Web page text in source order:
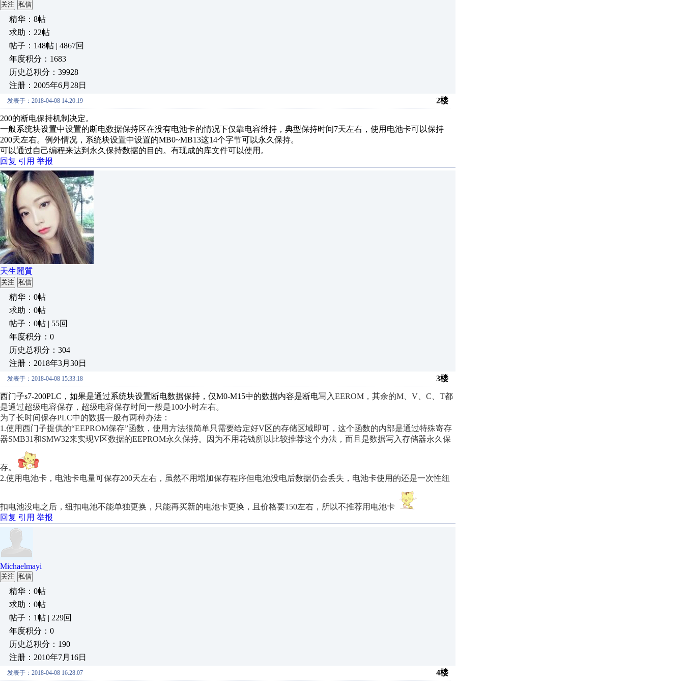
关注 私信
精华：8帖
求助：22帖
帖子：148帖 | 4867回
年度积分：1683
历史总积分：39928
注册：2005年6月28日
发表于：2018-04-08 14:20:19 2楼
200的断电保持机制决定。
一般系统块设置中设置的断电数据保持区在没有电池卡的情况下仅靠电容维持，典型保持时间7天左右，使用电池卡可以保持
200天左右。例外情况，系统块设置中设置的MB0~MB13这14个字节可以永久保持。
可以通过自己编程来达到永久保持数据的目的。有现成的库文件可以使用。
回复 引用 举报
天生麗質
关注 私信
精华：0帖
求助：0帖
帖子：0帖 | 55回
年度积分：0
历史总积分：304
注册：2018年3月30日
发表于：2018-04-08 15:33:18 3楼
西门子s7-200PLC，如果是通过系统块设置断电数据保持，仅M0-M15中的数据内容是断电写入EEROM，其余的M、V、C、T都
是通过超级电容保存，超级电容保存时间一般是100小时左右。
为了长时间保存PLC中的数据一般有两种办法：
1.使用西门子提供的“EEPROM保存”函数，使用方法很简单只需要给定好V区的存储区域即可，这个函数的内部是通过特殊寄存
器SMB31和SMW32来实现V区数据的EEPROM永久保持。 因为不用花钱所以 比较推荐这个办法，而且是数据写入存储器永久保
存。
2.使用电池卡，电池卡电量可保存200天左右，虽然不用增加保存程序但电池没电后数据仍会丢失，电池卡使用的还是一次性纽
扣电池没电之后，纽扣电池不能单独更换，只能再买新的电池卡更换，且价格要150左右，所以不推荐用电池卡
回复 引用 举报
Michaelmayi
关注 私信
精华：0帖
求助：0帖
帖子：1帖 | 229回
年度积分：0
历史总积分：190
注册：2010年7月16日
发表于：2018-04-08 16:28:07 4楼